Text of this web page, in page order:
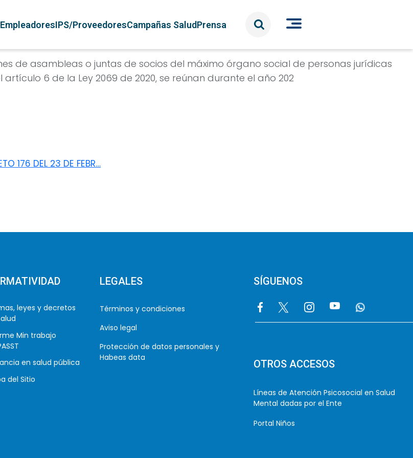
principal
EmpleadoresIPS/ProveedoresCampañas SaludPrensa
de asambleas o juntas de socios del máximo órgano social de personas jurídicas
6 de la Ley 2069 de 2020, se reúnan durante el año 202
DEL 23 DE FEBR…
leyes y decretos
Min trabajo
en salud pública
del Sitio
LEGALES
Términos y condiciones
Aviso legal
Protección de datos personales y
Habeas data
SÍGUENOS
ImageImage Image Image Image
OTROS ACCESOS
Líneas de Atención Psicosocial en Salud
Mental dadas por el Ente
Portal Niños